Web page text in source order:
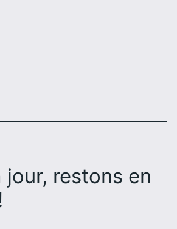
jour, restons en